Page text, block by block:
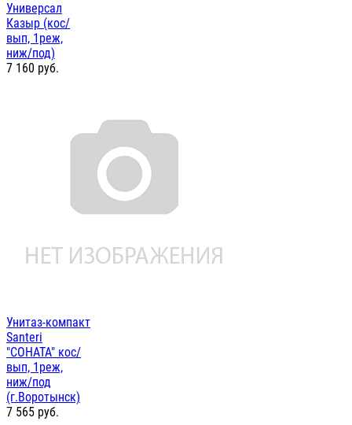
Универсал
Казыр (кос/
вып, 1реж,
ниж/под)
7 160 руб.
Унитаз-компакт
Santeri
"СОНАТА" кос/
вып, 1реж,
ниж/под
(г.Воротынск)
7 565 руб.